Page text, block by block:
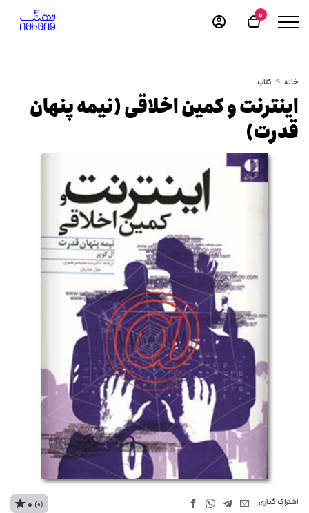
0
خانه کتاب
اینترنت و کمین اخلاقی (نیمه پنهان
قدرت)
اشتراک‌ گذاری 0 (0)